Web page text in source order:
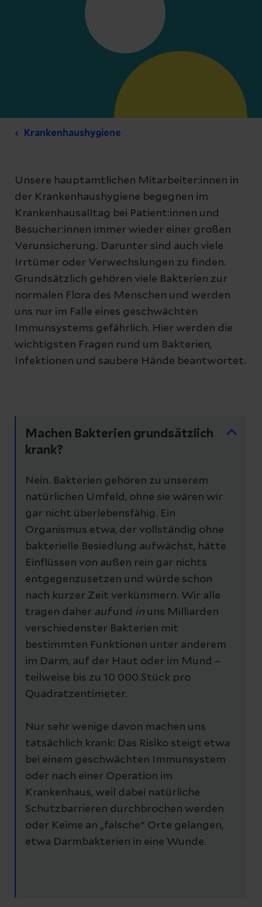
Krankenhaushygiene
Unsere hauptamtlichen Mitarbeiter:innen in
der Krankenhaushygiene begegnen im
Krankenhausalltag bei Patient:innen und
Besucher:innen immer wieder einer großen
Verunsicherung. Darunter sind auch viele
Irrtümer oder Verwechslungen zu finden.
Grundsätzlich gehören viele Bakterien zur
normalen Flora des Menschen und werden
uns nur im Falle eines geschwächten
Immunsystems gefährlich. Hier werden die
wichtigsten Fragen rund um Bakterien,
Infektionen und saubere Hände beantwortet.
Machen Bakterien grundsätzlich
krank?
Nein. Bakterien gehören zu unserem
natürlichen Umfeld, ohne sie wären wir
gar nicht überlebensfähig. Ein
Organismus etwa, der vollständig ohne
bakterielle Besiedlung aufwächst, hätte
Einflüssen von außen rein gar nichts
entgegenzusetzen und würde schon
nach kurzer Zeit verkümmern. Wir alle
tragen daher aufund in uns Milliarden
verschiedenster Bakterien mit
bestimmten Funktionen unter anderem
im Darm, auf der Haut oder im Mund –
teilweise bis zu 10 000 Stück pro
Quadratzentimeter.
Nur sehr wenige davon machen uns
tatsächlich krank: Das Risiko steigt etwa
bei einem geschwächten Immunsystem
oder nach einer Operation im
Krankenhaus, weil dabei natürliche
Schutzbarrieren durchbrochen werden
oder Keime an „falsche“ Orte gelangen,
etwa Darmbakterien in eine Wunde.